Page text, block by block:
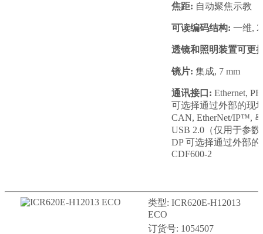
焦距: 自动聚焦示教
可读编码结构: 一维,
透镜和照明装置可更
镜片: 集成, 7 mm
通讯接口: Ethernet,
可选择通过外部的现
CAN, EtherNet/IP™,
USB 2.0（仅用于参
DP 可选择通过外部
CDF600-2
类型: ICR620E-H12013
ECO
订货号: 1054507